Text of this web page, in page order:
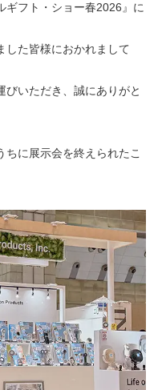
ギフト・ショー春2026』に
した皆様におかれまして
びいただき、誠にありがと
ちに展示会を終えられたこ